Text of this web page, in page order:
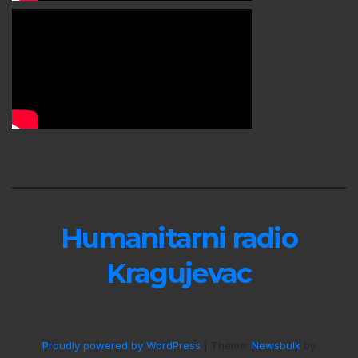
Humanitarni radio
Kragujevac
Proudly powered by WordPress Newsbulk